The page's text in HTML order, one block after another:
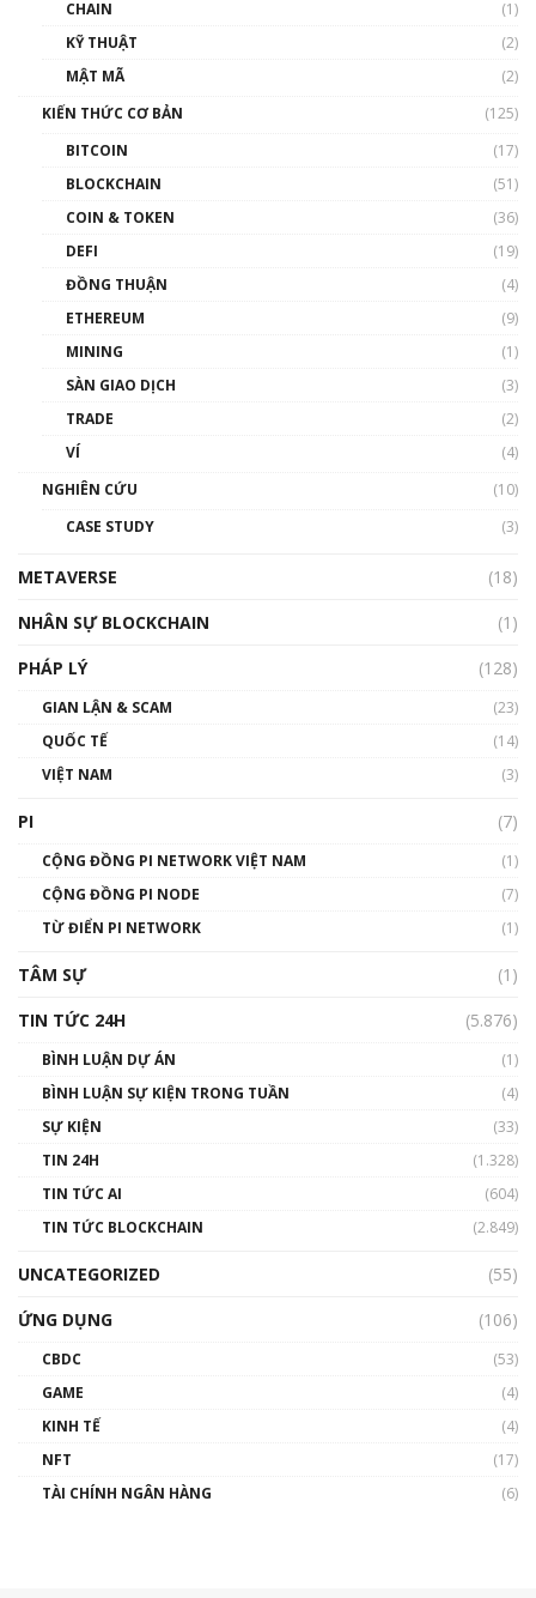
CHAIN
(1)
KỸ THUẬT
(2)
MẬT MÃ
(2)
KIẾN THỨC CƠ BẢN
(125)
BITCOIN
(17)
BLOCKCHAIN
(51)
COIN & TOKEN
(36)
DEFI
(19)
ĐỒNG THUẬN
(4)
ETHEREUM
(9)
MINING
(1)
SÀN GIAO DỊCH
(3)
TRADE
(2)
VÍ
(4)
NGHIÊN CỨU
(10)
CASE STUDY
(3)
METAVERSE
(18)
NHÂN SỰ BLOCKCHAIN
(1)
PHÁP LÝ
(128)
GIAN LẬN & SCAM
(23)
QUỐC TẾ
(14)
VIỆT NAM
(3)
PI (7)
CỘNG ĐỒNG PI NETWORK VIỆT NAM
(1)
CỘNG ĐỒNG PI NODE
(7)
TỪ ĐIỂN PI NETWORK
(1)
TÂM SỰ
(1)
TIN TỨC 24H
(5.876)
BÌNH LUẬN DỰ ÁN
(1)
BÌNH LUẬN SỰ KIỆN TRONG TUẦN
(4)
SỰ KIỆN
(33)
TIN 24H
(1.328)
TIN TỨC AI
(604)
TIN TỨC BLOCKCHAIN
(2.849)
UNCATEGORIZED
(55)
ỨNG DỤNG
(106)
CBDC
(53)
GAME
(4)
KINH TẾ
(4)
NFT
(17)
TÀI CHÍNH NGÂN HÀNG
(6)